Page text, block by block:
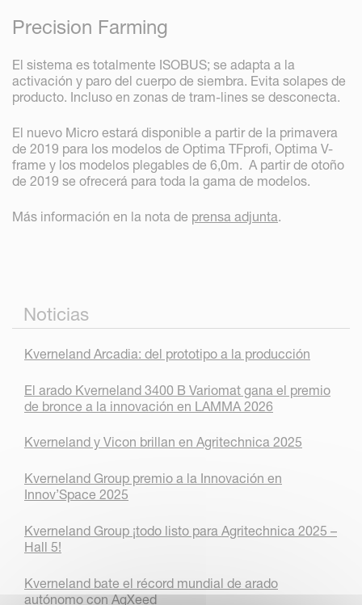
Precision Farming
El sistema es totalmente ISOBUS; se adapta a la
activación y paro del cuerpo de siembra. Evita solapes de
producto. Incluso en zonas de tram-lines se desconecta.
El nuevo Micro estará disponible a partir de la primavera
de 2019 para los modelos de Optima TFprofi, Optima V-
frame y los modelos plegables de 6,0m. A partir de otoño
de 2019 se ofrecerá para toda la gama de modelos.
Más información en la nota de prensa adjunta.
Noticias
Kverneland Arcadia: del prototipo a la producción
El arado Kverneland 3400 B Variomat gana el premio
de bronce a la innovación en LAMMA 2026
Kverneland y Vicon brillan en Agritechnica 2025
Kverneland Group premio a la Innovación en
Innov’Space 2025
Kverneland Group ¡todo listo para Agritechnica 2025 –
Hall 5!
Kverneland bate el récord mundial de arado
autónomo con AgXeed